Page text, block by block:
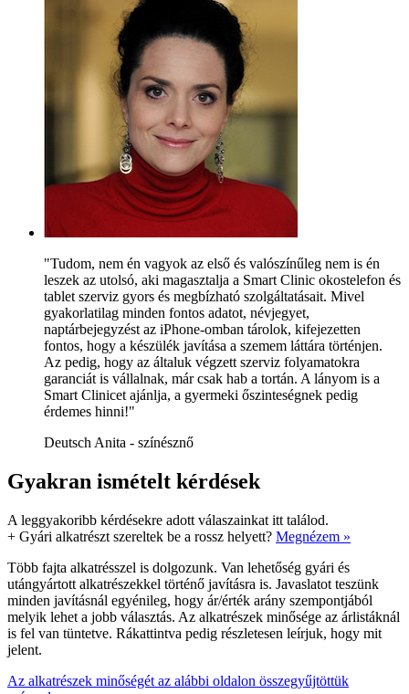
"Tudom, nem én vagyok az első és valószínűleg nem is én
leszek az utolsó, aki magasztalja a Smart Clinic okostelefon és
tablet szerviz gyors és megbízható szolgáltatásait. Mivel
gyakorlatilag minden fontos adatot, névjegyet,
naptárbejegyzést az iPhone-omban tárolok, kifejezetten
fontos, hogy a készülék javítása a szemem láttára történjen.
Az pedig, hogy az általuk végzett szerviz folyamatokra
garanciát is vállalnak, már csak hab a tortán. A lányom is a
Smart Clinicet ajánlja, a gyermeki őszinteségnek pedig
érdemes hinni!"
Deutsch Anita - színésznő
Gyakran ismételt kérdések
A leggyakoribb kérdésekre adott válaszainkat itt találod.
+ Gyári alkatrészt szereltek be a rossz helyett? Megnézem »
Több fajta alkatrésszel is dolgozunk. Van lehetőség gyári és
utángyártott alkatrészekkel történő javításra is. Javaslatot teszünk
minden javításnál egyénileg, hogy ár/érték arány szempontjából
melyik lehet a jobb választás. Az alkatrészek minősége az árlistáknál
is fel van tüntetve. Rákattintva pedig részletesen leírjuk, hogy mit
jelent.
Az alkatrészek minőségét az alábbi oldalon összegyűjtöttük